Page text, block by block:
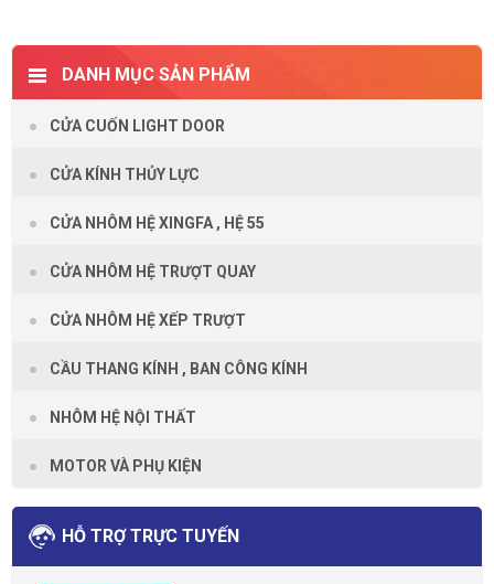
DANH MỤC SẢN PHẨM
CỬA CUỐN LIGHT DOOR
CỬA KÍNH THỦY LỰC
CỬA NHÔM HỆ XINGFA , HỆ 55
CỬA NHÔM HỆ TRƯỢT QUAY
CỬA NHÔM HỆ XẾP TRƯỢT
CẦU THANG KÍNH , BAN CÔNG KÍNH
NHÔM HỆ NỘI THẤT
MOTOR VÀ PHỤ KIỆN
HỖ TRỢ TRỰC TUYẾN